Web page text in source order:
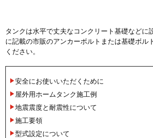
タンクは水平で丈夫なコンクリート基礎などに
に記載の市販のアンカーボルトまたは基礎ボル
ください。
安全にお使いいただくために
屋外用ホームタンク施工例
地震震度と耐震性について
施工要領
型式設定について